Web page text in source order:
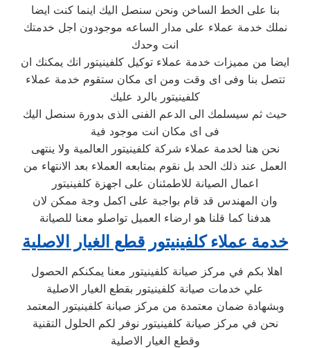
بنا على الخط الساخن ونحن سنصل اليك اينما كنت ايضا
نملك خدمة عملاء على مدار الساعه موجودون اجل خدمتك
انت وحدك
ايضا من مميزات خدمة عملاء توكيل كلفينيتور انك يمكنك ان
تتصل بنا وفى اى وقت ومن اى مكان ستقوم خدمة عملاء
كلفينيتور بالرد عليك
حيث ثم سيسلمك الى الدعم الفنى الذى بدورة سنصل اليك
فى اى مكان انت موجود فية
نحن هنا لخدمة عملاء شركة كلفينيتور العالمية ولا ينتهى
العمل عند ذلك الحد بل نقوم بمتابعه العملاء بعد الانتهاء من
اعمال الصيانة للاطمئنان على اجهزة كلفينيتور
وان المهندس قد قام بواجبة على اكمل وجة ممكن لان
هدفنا كما قلنا هو ارضاء العميل تواصلو معنا للصيانة
خدمة عملاء كلفينيتور قطع الغيار الاصلية
علي خدمات صيانة كلفينيتور بقطع الغيار الاصلية
وبشهادة ضمان معتمدة من مركز صيانة كلفينيتور المعتمد
نحن في مركز صيانة كلفينيتور نوفر لكم الحلول التقنية
وقطع الغيار الاصلية